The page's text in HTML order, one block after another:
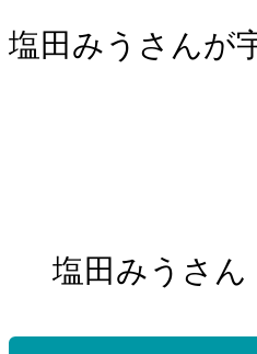
塩田みうさんが
塩田みうさ